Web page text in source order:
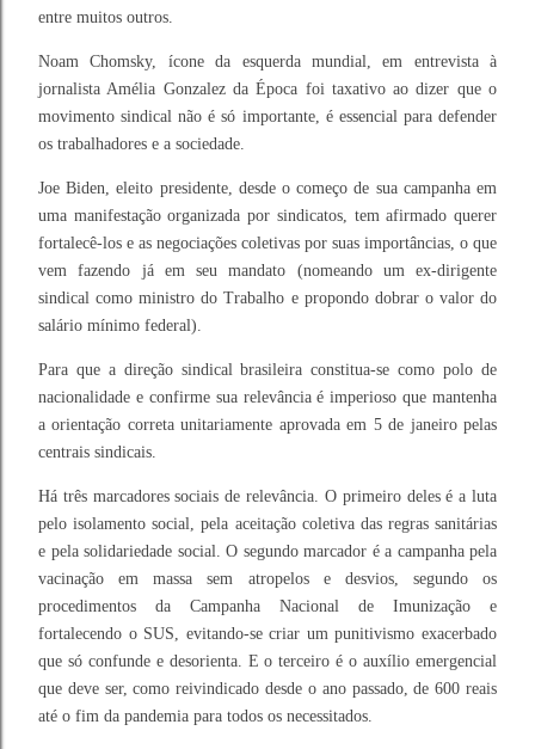
entre muitos outros.
Noam Chomsky, ícone da esquerda mundial, em entrevista à
jornalista Amélia Gonzalez da Época foi taxativo ao dizer que o
movimento sindical não é só importante, é essencial para defender
os trabalhadores e a sociedade.
Joe Biden, eleito presidente, desde o começo de sua campanha em
uma manifestação organizada por sindicatos, tem afirmado querer
fortalecê-los e as negociações coletivas por suas importâncias, o que
vem fazendo já em seu mandato (nomeando um ex-dirigente
sindical como ministro do Trabalho e propondo dobrar o valor do
salário mínimo federal).
Para que a direção sindical brasileira constitua-se como polo de
nacionalidade e confirme sua relevância é imperioso que mantenha
a orientação correta unitariamente aprovada em 5 de janeiro pelas
centrais sindicais.
Há três marcadores sociais de relevância. O primeiro deles é a luta
pelo isolamento social, pela aceitação coletiva das regras sanitárias
e pela solidariedade social. O segundo marcador é a campanha pela
vacinação em massa sem atropelos e desvios, segundo os
procedimentos da Campanha Nacional de Imunização e
fortalecendo o SUS, evitando-se criar um punitivismo exacerbado
que só confunde e desorienta. E o terceiro é o auxílio emergencial
que deve ser, como reivindicado desde o ano passado, de 600 reais
até o fim da pandemia para todos os necessitados.